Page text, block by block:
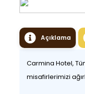
Açıklama
Carmina Hotel,
misafirlerimizi